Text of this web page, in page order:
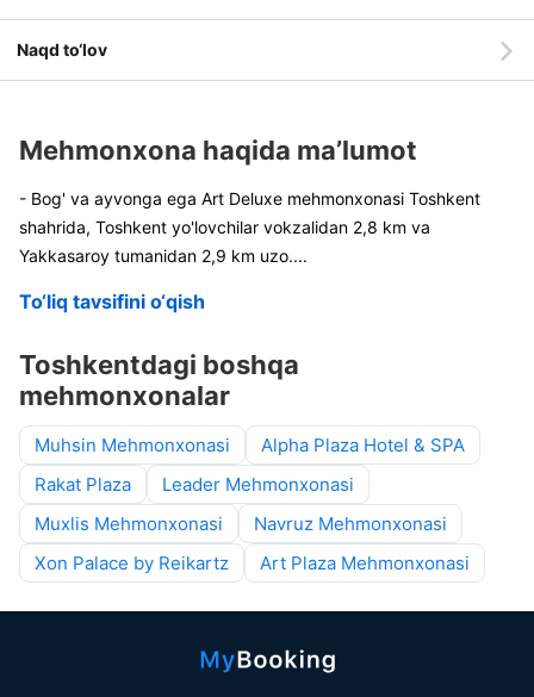
Naqd to‘lov
Mehmonxona haqida ma’lumot
- Bog' va ayvonga ega Art Deluxe mehmonxonasi Toshkent
shahrida, Toshkent yo'lovchilar vokzalidan 2,8 km va
Yakkasaroy tumanidan 2,9 km uzo....
To‘liq tavsifini o‘qish
Toshkentdagi boshqa
mehmonxonalar
Muhsin Mehmonxonasi
Alpha Plaza Hotel & SPA
Rakat Plaza
Leader Mehmonxonasi
Muxlis Mehmonxonasi
Navruz Mehmonxonasi
Xon Palace by Reikartz
Art Plaza Mehmonxonasi